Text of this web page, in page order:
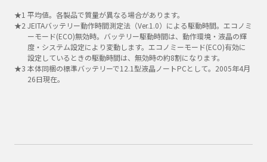
★1 平均値。各製品で質量が異なる場合があります。
★2 JEITAバッテリー動作時間測定法（Ver.1.0）による駆動時間。エコノミ
ーモード(ECO)無効時。バッテリー駆動時間は、動作環境・液晶の輝
度・システム設定により変動します。エコノミーモード(ECO)有効に
設定しているときの駆動時間は、無効時の約8割になります。
★3 本体同梱の標準バッテリーで12.1型液晶ノートPCとして。2005年4月
26日現在。